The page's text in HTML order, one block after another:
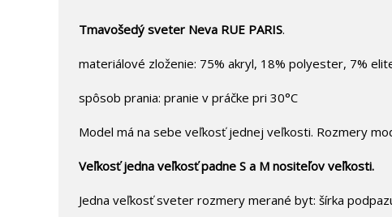
Tmavošedý sveter Neva RUE PARIS.
materiálové zloženie: 75% akryl, 18% polyester, 7%
spôsob prania: pranie v práčke pri 30°C
Model má na sebe veľkosť jednej veľkosti. Rozmery
Veľkosť jedna veľkosť padne S a M nositeľov veľkosti.
Jedna veľkosť sveter rozmery merané byt: šírka